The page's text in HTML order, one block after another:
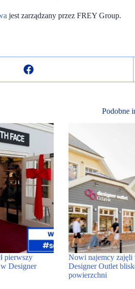
jest zarządzany przez FREY Group.
Podobne
pierwszy
Designer
Nowi najemcy zajęli
Designer Outlet
powierzchni